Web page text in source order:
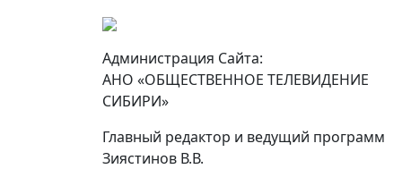
Администрация Сайта:
АНО «ОБЩЕСТВЕННОЕ ТЕЛЕВИДЕНИЕ
СИБИРИ»
Главный редактор и ведущий программ
Зиястинов В.В.